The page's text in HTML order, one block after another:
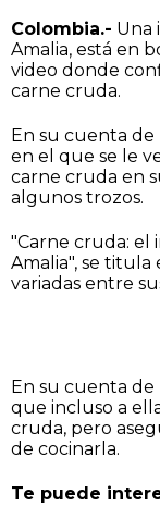
Colombia.- Una
Amalia, está en
video donde
carne cruda.
En su cuenta de
en el que se le
carne cruda en
algunos trozos.
"Carne cruda: el
Amalia", se titula
variadas entre
En su cuenta de
que incluso a
cruda, pero
de cocinarla.
Te puede